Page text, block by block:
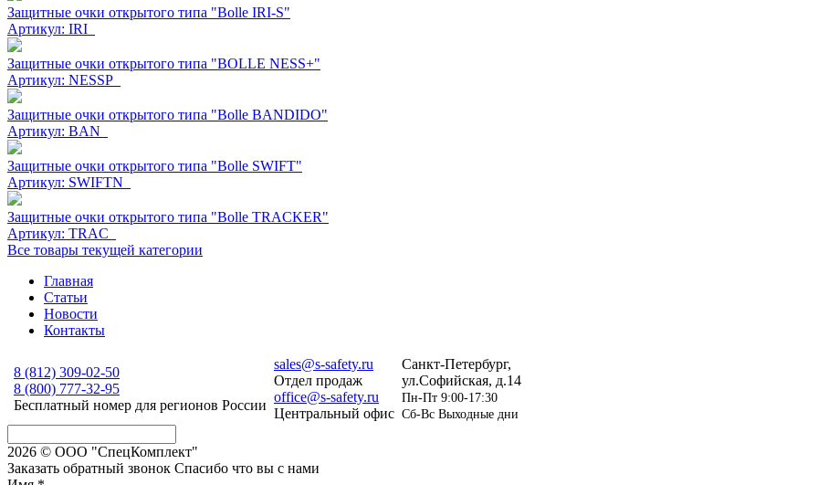
Защитные очки открытого типа "Bolle IRI-S"
Артикул: IRI_
Защитные очки открытого типа "BOLLE NESS+"
Артикул: NESSP_
Защитные очки открытого типа "Bolle BANDIDO"
Артикул: BAN_
Защитные очки открытого типа "Bolle SWIFT"
Артикул: SWIFTN_
Защитные очки открытого типа "Bolle TRACKER"
Артикул: TRAC_
Все товары текущей категории
Главная
Статьи
Новости
Контакты
8 (812) 309-02-50
8 (800) 777-32-95
Бесплатный номер для регионов России
sales@s-safety.ru
Отдел продаж
office@s-safety.ru
Центральный офис
Санкт-Петербург,
ул.Софийская, д.14
Пн-Пт 9:00-17:30
Сб-Вс Выходные дни
2026 © ООО "СпецКомплект"
Заказать обратный звонок Спасибо что вы с нами